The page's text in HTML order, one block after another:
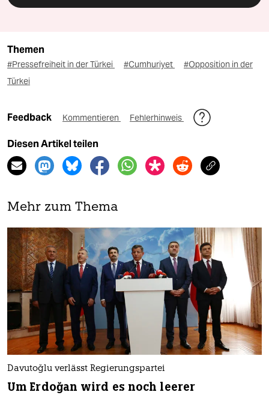
Themen
#Pressefreiheit in der Türkei #Cumhuriyet
#Opposition in der
Türkei
Feedback Kommentieren Fehlerhinweis
Diesen Artikel teilen
Mehr zum Thema
Davutoğlu verlässt Regierungspartei
Um Erdoğan wird es noch leerer